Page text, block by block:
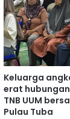
Keluarga
erat
TNB UUM
Pulau Tuba